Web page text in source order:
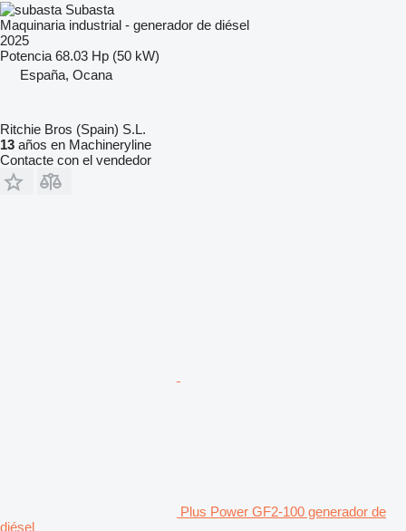
Subasta
Maquinaria industrial - generador de diésel
2025
Potencia 68.03 Hp (50 kW)
España, Ocana
Ritchie Bros (Spain) S.L.
13 años en Machineryline
Contacte con el vendedor
Plus Power GF2-100 generador de
diésel